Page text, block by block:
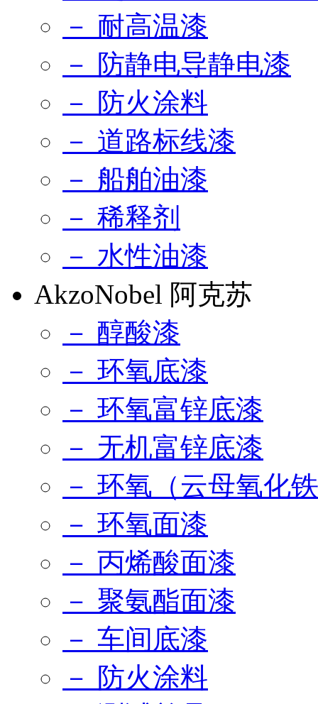
－ 耐高温漆
－ 防静电导静电漆
－ 防火涂料
－ 道路标线漆
－ 船舶油漆
－ 稀释剂
－ 水性油漆
AkzoNobel 阿克苏
－ 醇酸漆
－ 环氧底漆
－ 环氧富锌底漆
－ 无机富锌底漆
－ 环氧（云母氧化
－ 环氧面漆
－ 丙烯酸面漆
－ 聚氨酯面漆
－ 车间底漆
－ 防火涂料